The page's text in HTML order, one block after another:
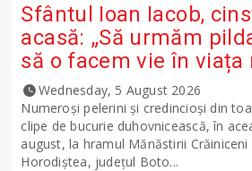
Sfântul Ioan Iacob,
acasă: „Să urmăm
să o facem vie în viața
Wednesday, 5 August 2026
Numeroși pelerini și credincioși din
clipe de bucurie duhovnicească, în
august, la hramul Mănăstirii
Horodiștea, județul Boto...